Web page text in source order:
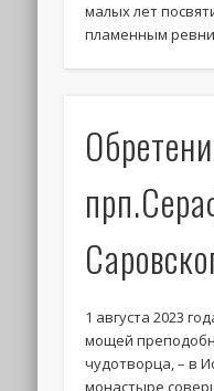
малых лет
пламенным
1 августа 2023
мощей
чудотворца, – в
монастыре